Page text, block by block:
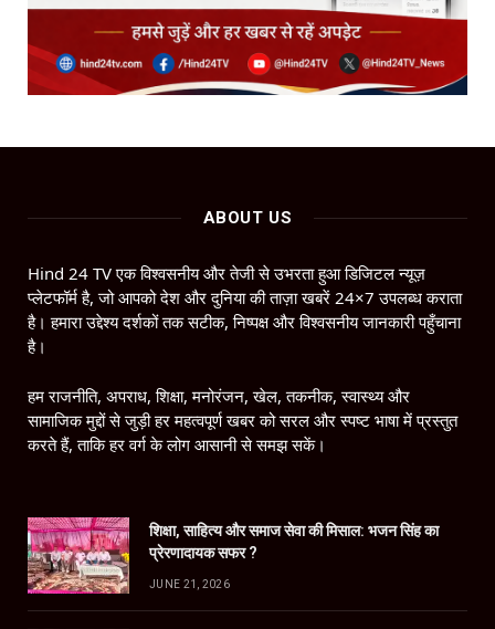
ABOUT US
Hind 24 TV एक विश्वसनीय और तेजी से उभरता हुआ डिजिटल न्यूज़
प्लेटफॉर्म है, जो आपको देश और दुनिया की ताज़ा खबरें 24×7 उपलब्ध कराता
है। हमारा उद्देश्य दर्शकों तक सटीक, निष्पक्ष और विश्वसनीय जानकारी पहुँचाना
है।
हम राजनीति, अपराध, शिक्षा, मनोरंजन, खेल, तकनीक, स्वास्थ्य और
सामाजिक मुद्दों से जुड़ी हर महत्वपूर्ण खबर को सरल और स्पष्ट भाषा में प्रस्तुत
करते हैं, ताकि हर वर्ग के लोग आसानी से समझ सकें।
शिक्षा, साहित्य और समाज सेवा की मिसाल: भजन सिंह का
प्रेरणादायक सफर ?
JUNE 21, 2026